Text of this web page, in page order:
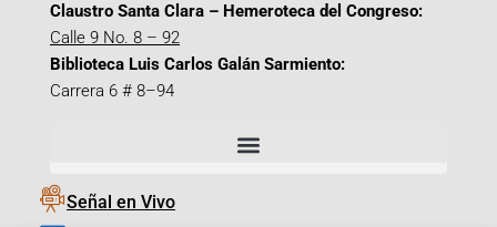
Claustro Santa Clara – Hemeroteca del Congreso:
Calle 9 No. 8 – 92
Biblioteca Luis Carlos Galán Sarmiento:
Carrera 6 # 8–94
Señal en Vivo